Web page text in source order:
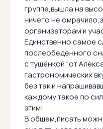
группе,вышла на
ничего не
организаторам и
Единственно самое
послеобеденного
с тушёнкой "от
гастрономических
без так и
каждому такое по
этим!
В общем,писать